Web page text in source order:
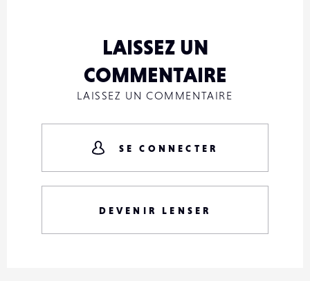
LAISSEZ UN
COMMENTAIRE
LAISSEZ UN COMMENTAIRE
SE CONNECTER
DEVENIR LENSER